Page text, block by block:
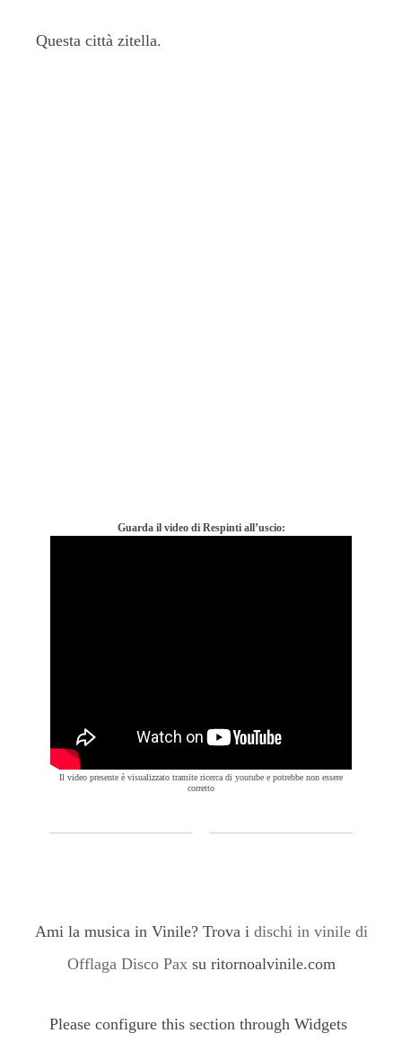
Questa città zitella.
Guarda il video di Respinti all’uscio:
Il video presente è visualizzato tramite ricerca di youtube e potrebbe non essere
corretto
Ami la musica in Vinile? Trova i dischi in vinile di
Offlaga Disco Pax su ritornoalvinile.com
Please configure this section through Widgets